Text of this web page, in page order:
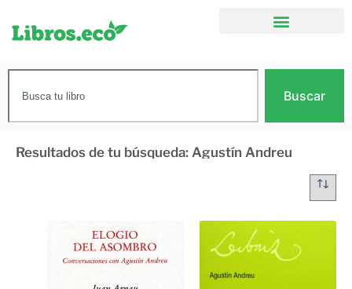
Buscar
Resultados de tu búsqueda: Agustín Andreu